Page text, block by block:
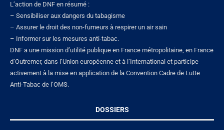
L’action de DNF en résumé :
– Sensibiliser aux dangers du tabagisme
– Assurer le droit des non-fumeurs à respirer un air sain
– Informer sur les mesures anti-tabac.
DNF a une mission d’utilité publique en France métropolitaine, en France
d’Outremer, dans l’Union européenne et à l’International et participe
activement à la mise en application de la Convention Cadre de Lutte
Anti-Tabac de l’OMS.
DOSSIERS